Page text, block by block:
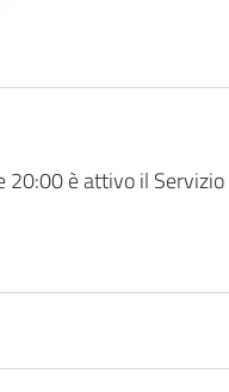
20:00 è attivo il